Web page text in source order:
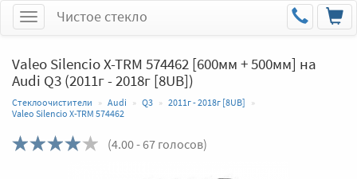
МенюЧистое стекло
Valeo Silencio X-TRM 574462 [600мм + 500мм] на
Audi Q3 (2011г - 2018г [8UB])
Стеклоочистители Audi Q3
2011г - 2018г [8UB]
Valeo Silencio X-TRM 574462
(4.00- 67 голосов)